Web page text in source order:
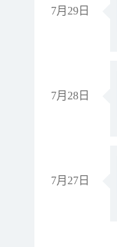
7月29日
7月28日
7月27日